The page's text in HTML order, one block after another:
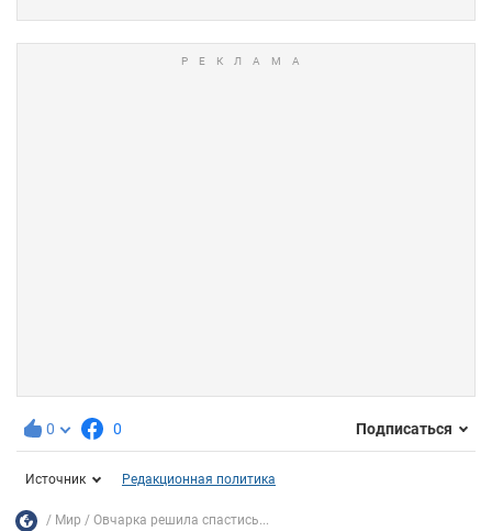
0 0 Подписаться
Источник Редакционная политика
Мир Овчарка решила спастись...